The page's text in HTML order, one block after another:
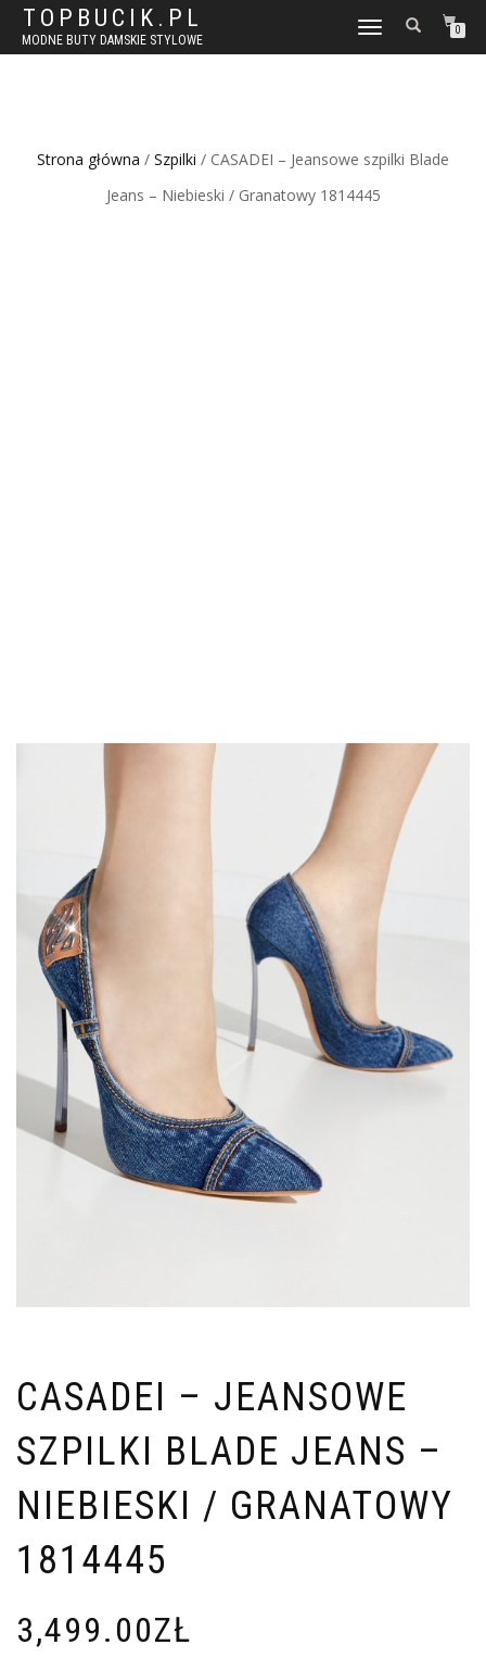
TOPBUCIK.PL
MODNE BUTY DAMSKIE STYLOWE
WŁĄCZ
NAWIGACJĘ
0
Strona główna / Szpilki / CASADEI – Jeansowe szpilki Blade
Jeans – Niebieski / Granatowy 1814445
CASADEI – JEANSOWE
SZPILKI BLADE JEANS –
NIEBIESKI / GRANATOWY
1814445
3,499.00ZŁ